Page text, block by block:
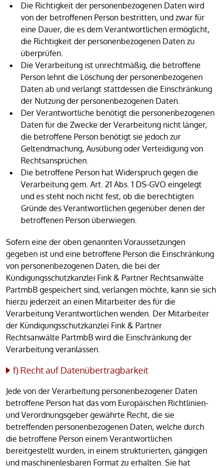
Die Richtigkeit der personenbezogenen Daten wird
von der betroffenen Person bestritten, und zwar für
eine Dauer, die es dem Verantwortlichen ermöglicht,
die Richtigkeit der personenbezogenen Daten zu
überprüfen.
Die Verarbeitung ist unrechtmäßig, die betroffene
Person lehnt die Löschung der personenbezogenen
Daten ab und verlangt stattdessen die Einschränkung
der Nutzung der personenbezogenen Daten.
Der Verantwortliche benötigt die personenbezogenen
Daten für die Zwecke der Verarbeitung nicht länger,
die betroffene Person benötigt sie jedoch zur
Geltendmachung, Ausübung oder Verteidigung von
Rechtsansprüchen.
Die betroffene Person hat Widerspruch gegen die
Verarbeitung gem. Art. 21 Abs. 1 DS-GVO eingelegt
und es steht noch nicht fest, ob die berechtigten
Gründe des Verantwortlichen gegenüber denen der
betroffenen Person überwiegen.
Sofern eine der oben genannten Voraussetzungen
gegeben ist und eine betroffene Person die Einschränkung
von personenbezogenen Daten, die bei der
Kündigungsschutzkanzlei Fink & Partner Rechtsanwälte
PartmbB gespeichert sind, verlangen möchte, kann sie sich
hierzu jederzeit an einen Mitarbeiter des für die
Verarbeitung Verantwortlichen wenden. Der Mitarbeiter
der Kündigungsschutzkanzlei Fink & Partner
Rechtsanwälte PartmbB wird die Einschränkung der
Verarbeitung veranlassen.
f) Recht auf Datenübertragbarkeit
Jede von der Verarbeitung personenbezogener Daten
betroffene Person hat das vom Europäischen Richtlinien-
und Verordnungsgeber gewährte Recht, die sie
betreffenden personenbezogenen Daten, welche durch
die betroffene Person einem Verantwortlichen
bereitgestellt wurden, in einem strukturierten, gängigen
und maschinenlesbaren Format zu erhalten. Sie hat